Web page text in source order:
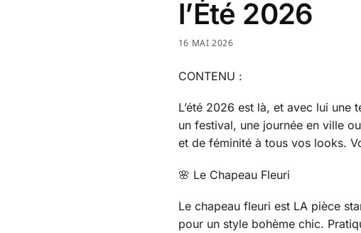
l’Été 2026
16 MAI 2026
CONTENU :
L’été 2026 est là, et avec lui une
un festival, une journée en ville
et de féminité à tous vos looks.
🌸 Le Chapeau Fleuri
Le chapeau fleuri est LA pièce
pour un style bohème chic.